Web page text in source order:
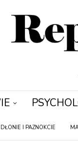
DŁONIE I PAZNOKCIE